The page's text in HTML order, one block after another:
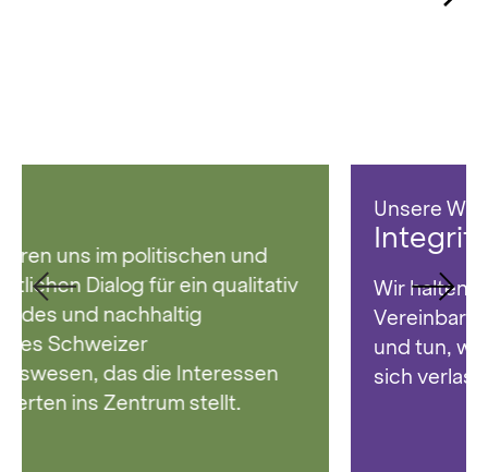
Wir halten uns stets an Regeln und
Vereinbarungen. Wir sagen, was wir tun,
und tun, was wir sagen. Auf uns kann man
sich verlassen.